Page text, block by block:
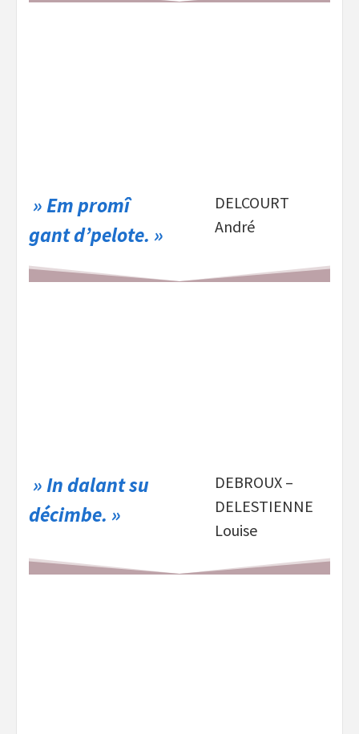
» Em promî
gant d’pelote. »
DELCOURT
André
» In dalant su
décimbe. »
DEBROUX –
DELESTIENNE
Louise